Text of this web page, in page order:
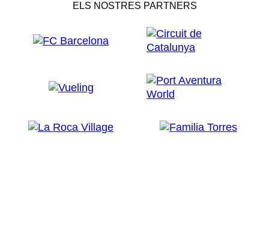
ELS NOSTRES PARTNERS